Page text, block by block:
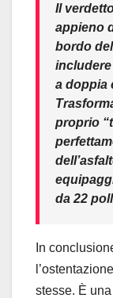
Il
appieno
bordo
includere
a doppia
proprio
da 22
In
stesse. È